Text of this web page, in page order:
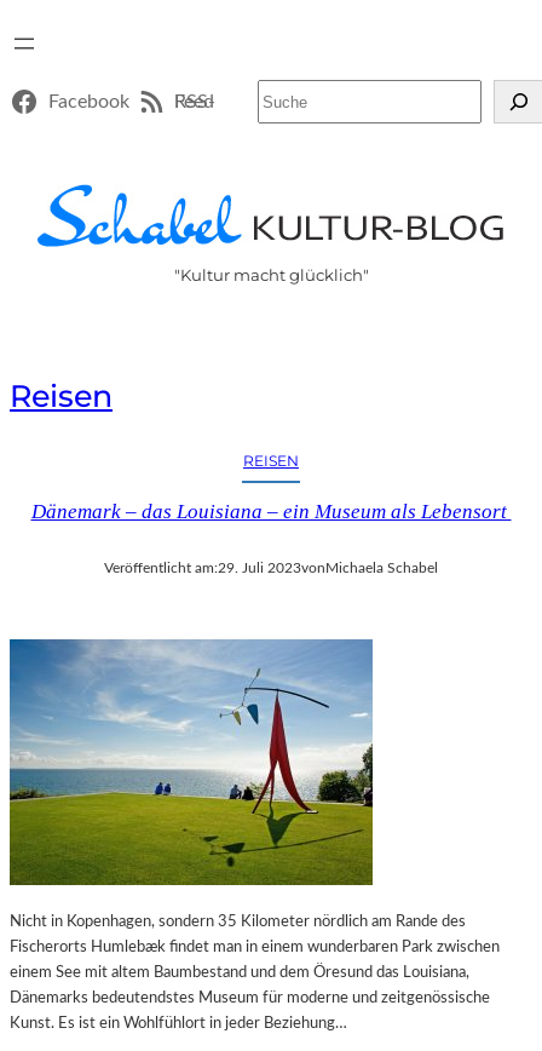
Facebook RSS-Feed
"Kultur macht glücklich"
Reisen
REISEN
Dänemark – das Louisiana – ein Museum als Lebensort
Veröffentlicht am:29. Juli 2023von Michaela Schabel
Nicht in Kopenhagen, sondern 35 Kilometer nördlich am Rande des
Fischerorts Humlebæk findet man in einem wunderbaren Park zwischen
einem See mit altem Baumbestand und dem Öresund das Louisiana,
Dänemarks bedeutendstes Museum für moderne und zeitgenössische
Kunst. Es ist ein Wohlfühlort in jeder Beziehung…